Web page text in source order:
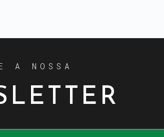
A NOSSA